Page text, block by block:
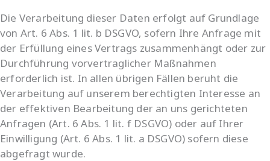
Die Verarbeitung dieser Daten erfolgt auf Grundlage
von Art. 6 Abs. 1 lit. b DSGVO, sofern Ihre Anfrage mit
der Erfüllung eines Vertrags zusammenhängt oder zur
Durchführung vorvertraglicher Maßnahmen
erforderlich ist. In allen übrigen Fällen beruht die
Verarbeitung auf unserem berechtigten Interesse an
der effektiven Bearbeitung der an uns gerichteten
Anfragen (Art. 6 Abs. 1 lit. f DSGVO) oder auf Ihrer
Einwilligung (Art. 6 Abs. 1 lit. a DSGVO) sofern diese
abgefragt wurde.